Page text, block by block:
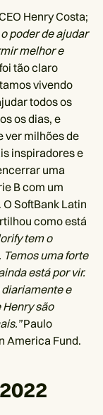
Henry Costa;
poder de ajudar
melhor e
tão claro
vivendo
todos os
os dias, e
ver milhões de
inspiradores e
uma
B com um
SoftBank Latin
como está
tem o
uma forte
está por vir.
e
são
Paulo
America Fund.